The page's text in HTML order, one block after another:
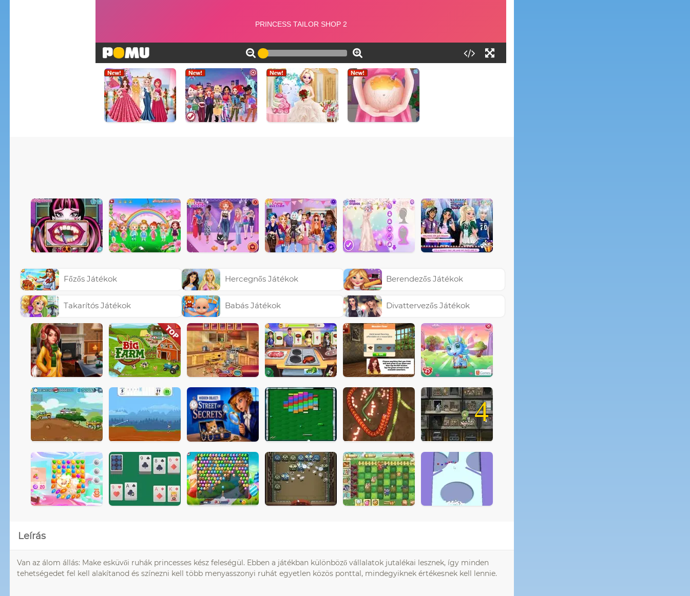
Főzős Játékok
Takarítós Játékok
Hercegnős Játékok
Babás Játékok
Berendezős Játékok
Divattervezős Játékok
4
Leírás
Van az álom állás: Make esküvői ruhák princesses kész feleségül. Ebben a játékban különböző vállalatok jutalékai lesznek, így minden
tehetségedet fel kell alakítanod és színezni kell több menyasszonyi ruhát egyetlen közös ponttal, mindegyiknek értékesnek kell lennie.